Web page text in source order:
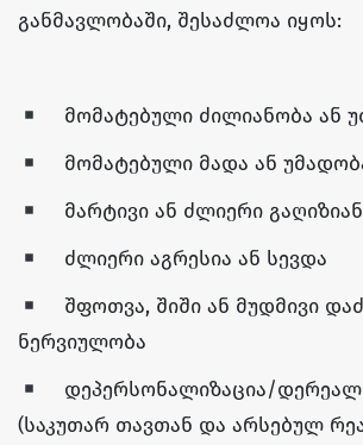
განმავლობაში, შესაძლოა იყოს:
მომატებული ძილიანობა ან
მომატებული მადა ან
მარტივი ან ძლიერი
ძლიერი აგრესია ან სევდა
შფოთვა, შიში ან მუდმივი
ნერვიულობა
დეპერსონალიზაცია/
(საკუთარ თავთან და არსებულ